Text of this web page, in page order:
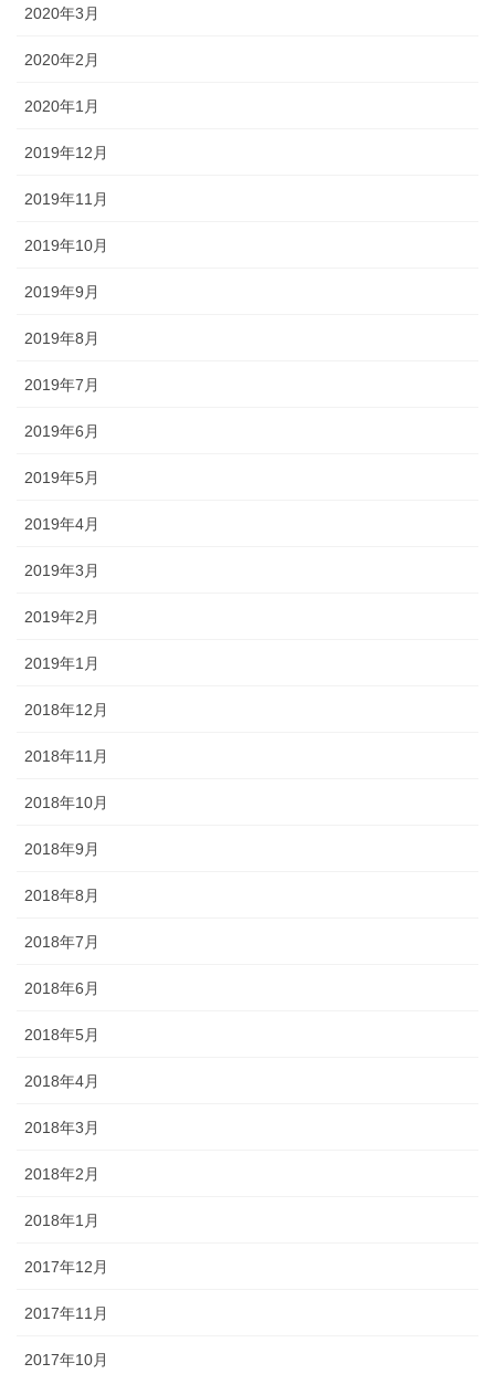
2020年3月
2020年2月
2020年1月
2019年12月
2019年11月
2019年10月
2019年9月
2019年8月
2019年7月
2019年6月
2019年5月
2019年4月
2019年3月
2019年2月
2019年1月
2018年12月
2018年11月
2018年10月
2018年9月
2018年8月
2018年7月
2018年6月
2018年5月
2018年4月
2018年3月
2018年2月
2018年1月
2017年12月
2017年11月
2017年10月